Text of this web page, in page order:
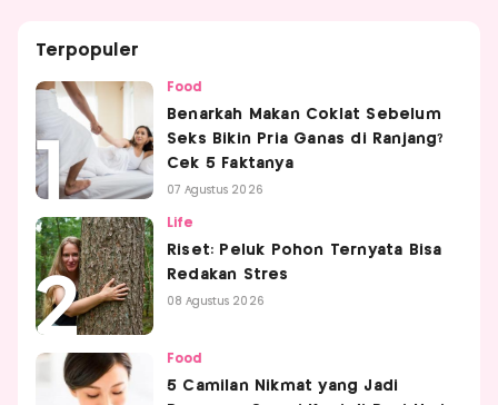
Terpopuler
Food
Benarkah Makan Coklat Sebelum
Seks Bikin Pria Ganas di Ranjang?
Cek 5 Faktanya
07 Agustus 2026
Life
Riset: Peluk Pohon Ternyata Bisa
Redakan Stres
08 Agustus 2026
Food
5 Camilan Nikmat yang Jadi